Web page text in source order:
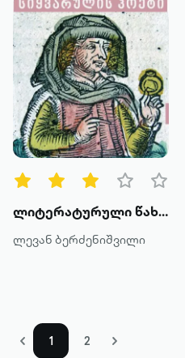
ლიტერატურული წახნაგები: ოვიდიუსი - სიყვარულის პოეტი
ლევან ბერძენიშვილი
1 2